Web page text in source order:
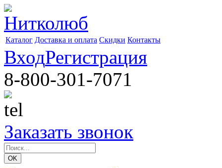
Каталог Доставка и оплата Скидки Контакты
ВходРегистрация
8-800-301-7071
Заказать звонок